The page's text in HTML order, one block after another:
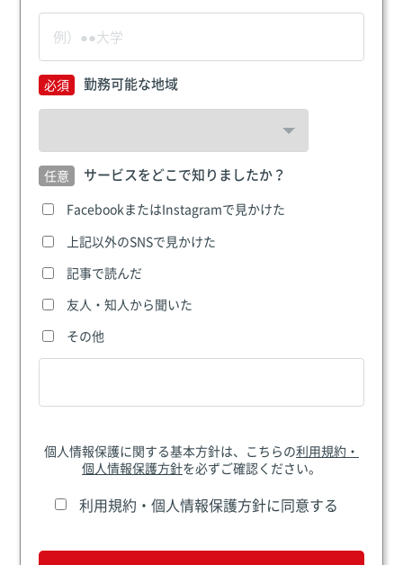
勤務可能な地域
サービスをどこで知りましたか？
FacebookまたはInstagramで見かけた
上記以外のSNSで見かけた
記事で読んだ
友人・知人から聞いた
その他
個人情報保護に関する基本方針は、こちらの利用規約・
個人情報保護方針を必ずご確認ください。
利用規約・個人情報保護方針に同意する